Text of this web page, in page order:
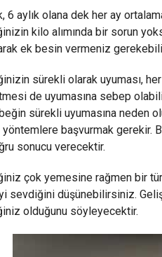
6 aylık olana dek her ay
kilo alımında bir sorun
ek besin vermeniz
sürekli olarak uyuması,
de uyumasına sebep
sürekli uyumasına neden
yöntemlere başvurmak gerekir.
sonucu verecektir.
çok yemesine rağmen bir
sevdiğini düşünebilirsiniz.
olduğunu söyleyecektir.